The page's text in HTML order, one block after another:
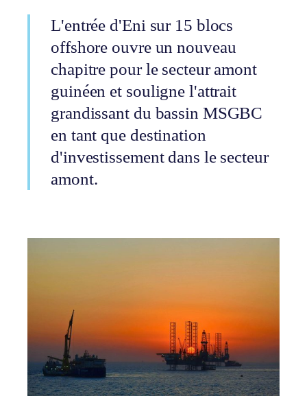
L'entrée d'Eni sur 15 blocs
offshore ouvre un nouveau
chapitre pour le secteur amont
guinéen et souligne l'attrait
grandissant du bassin MSGBC
en tant que destination
d'investissement dans le secteur
amont.